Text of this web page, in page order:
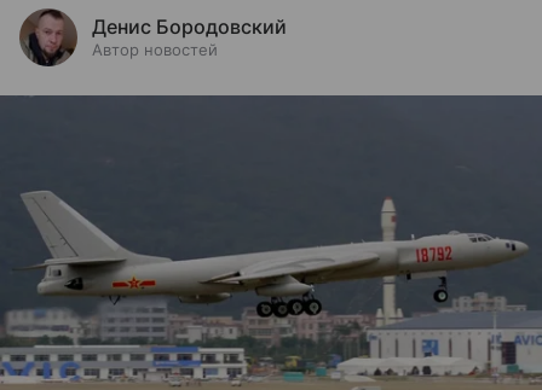
Денис Бородовский
Автор новостей